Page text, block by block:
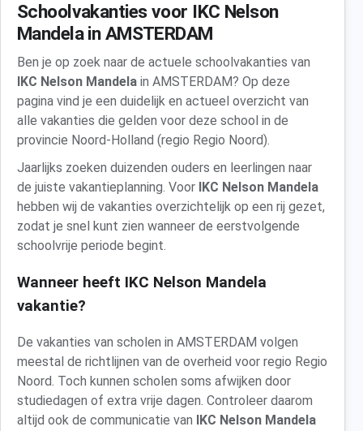
Schoolvakanties voor IKC Nelson
Mandela in AMSTERDAM
Ben je op zoek naar de actuele schoolvakanties van
IKC Nelson Mandela in AMSTERDAM? Op deze
pagina vind je een duidelijk en actueel overzicht van
alle vakanties die gelden voor deze school in de
provincie Noord-Holland (regio Regio Noord).
Jaarlijks zoeken duizenden ouders en leerlingen naar
de juiste vakantieplanning. Voor IKC Nelson Mandela
hebben wij de vakanties overzichtelijk op een rij gezet,
zodat je snel kunt zien wanneer de eerstvolgende
schoolvrije periode begint.
Wanneer heeft IKC Nelson Mandela
vakantie?
De vakanties van scholen in AMSTERDAM volgen
meestal de richtlijnen van de overheid voor regio Regio
Noord. Toch kunnen scholen soms afwijken door
studiedagen of extra vrije dagen. Controleer daarom
altijd ook de communicatie van
IKC Nelson Mandela